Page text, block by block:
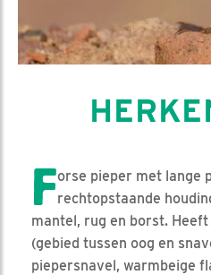
Forse pieper met lange
rechtopstaande
mantel, rug en borst.
(gebied tussen oog en
piepersnavel, warmbeige